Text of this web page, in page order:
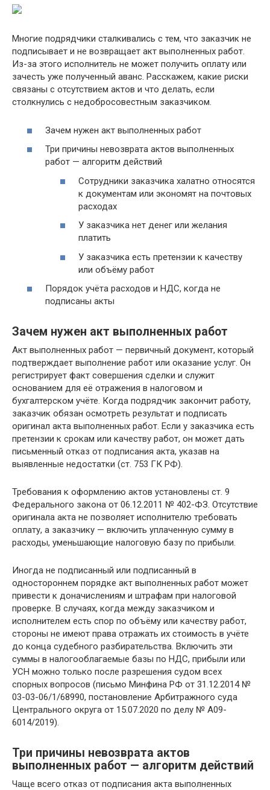
Многие подрядчики сталкивались с тем, что заказчик не
подписывает и не возвращает акт выполненных работ.
Из-за этого исполнитель не может получить оплату или
зачесть уже полученный аванс. Расскажем, какие риски
связаны с отсутствием актов и что делать, если
столкнулись с недобросовестным заказчиком.
Зачем нужен акт выполненных работ
Три причины невозврата актов выполненных
работ — алгоритм действий
Сотрудники заказчика халатно относятся
к документам или экономят на почтовых
расходах
У заказчика нет денег или желания
платить
У заказчика есть претензии к качеству
или объёму работ
Порядок учёта расходов и НДС, когда не
подписаны акты
Зачем нужен акт выполненных работ
Акт выполненных работ — первичный документ, который
подтверждает выполнение работ или оказание услуг. Он
регистрирует факт совершения сделки и служит
основанием для её отражения в налоговом и
бухгалтерском учёте. Когда подрядчик закончит работу,
заказчик обязан осмотреть результат и подписать
оригинал акта выполненных работ. Если у заказчика есть
претензии к срокам или качеству работ, он может дать
письменный отказ от подписания акта, указав на
выявленные недостатки (ст. 753 ГК РФ).
Требования к оформлению актов установлены ст. 9
Федерального закона от 06.12.2011 № 402-ФЗ. Отсутствие
оригинала акта не позволяет исполнителю требовать
оплату, а заказчику — включить уплаченную сумму в
расходы, уменьшающие налоговую базу по прибыли.
Иногда не подписанный или подписанный в
одностороннем порядке акт выполненных работ может
привести к доначислениям и штрафам при налоговой
проверке. В случаях, когда между заказчиком и
исполнителем есть спор по объёму или качеству работ,
стороны не имеют права отражать их стоимость в учёте
до конца судебного разбирательства. Включить эти
суммы в налогооблагаемые базы по НДС, прибыли или
УСН можно только после разрешения судом всех
спорных вопросов (письмо Минфина РФ от 31.12.2014 №
03-03-06/1/68990, постановление Арбитражного суда
Центрального округа от 15.07.2020 по делу № А09-
6014/2019).
Три причины невозврата актов
выполненных работ — алгоритм действий
Чаще всего отказ от подписания акта выполненных